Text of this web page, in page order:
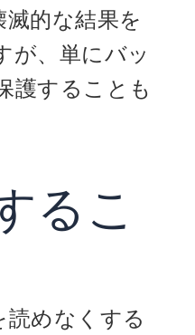
的な結果を
が、単にバッ
護することも
るこ
めなくする